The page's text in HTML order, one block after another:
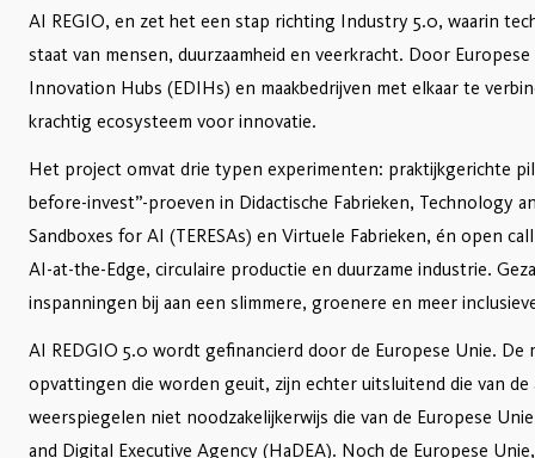
AI REGIO, en zet het een stap richting Industry 5.0, waarin
staat van mensen, duurzaamheid en veerkracht. Door Europese
Innovation Hubs (EDIHs) en maakbedrijven met elkaar te
krachtig ecosysteem voor innovatie.
Het project omvat drie typen experimenten: praktijkgerichte
before-invest”-proeven in Didactische Fabrieken, Technology
Sandboxes for AI (TERESAs) en Virtuele Fabrieken, én open
AI-at-the-Edge, circulaire productie en duurzame industrie.
inspanningen bij aan een slimmere, groenere en meer
AI REDGIO 5.0 wordt gefinancierd door de Europese Unie. De
opvattingen die worden geuit, zijn echter uitsluitend die van de
weerspiegelen niet noodzakelijkerwijs die van de Europese
and Digital Executive Agency (HaDEA). Noch de Europese